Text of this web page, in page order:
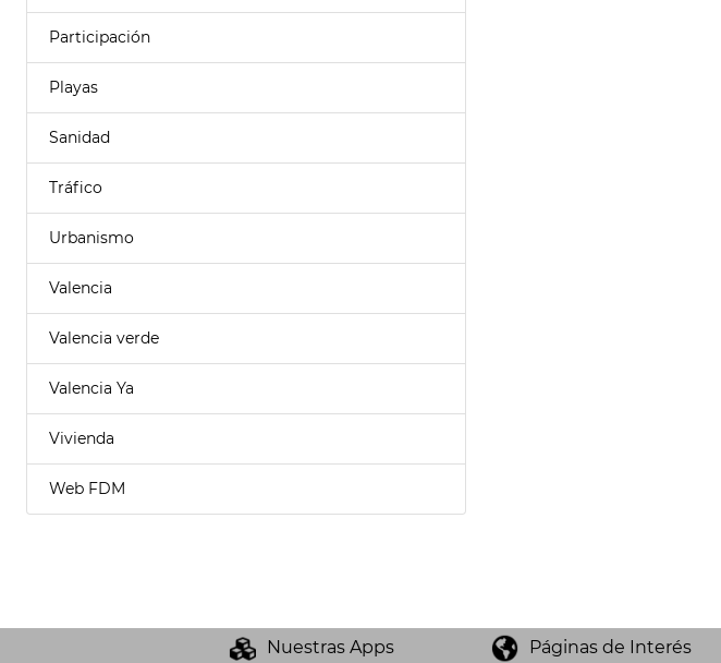
Participación
Playas
Sanidad
Tráfico
Urbanismo
Valencia
Valencia verde
Valencia Ya
Vivienda
Web FDM
Nuestras Apps Páginas de Interés